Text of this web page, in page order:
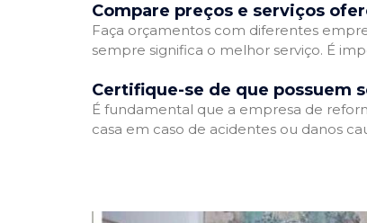
Compare preços e serviços
Faça orçamentos com diferentes
sempre significa o melhor serviço. É
Certifique-se de que possuem
É fundamental que a empresa de
casa em caso de acidentes ou danos